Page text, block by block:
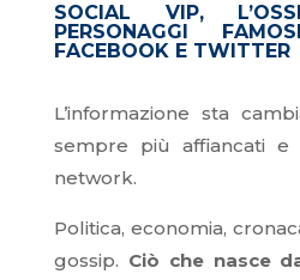
SOCIAL VIP,
PERSONAGGI
FACEBOOK E TWITTER
L’informazione sta
sempre più affiancati e
network.
Politica, economia,
gossip. Ciò che nasce